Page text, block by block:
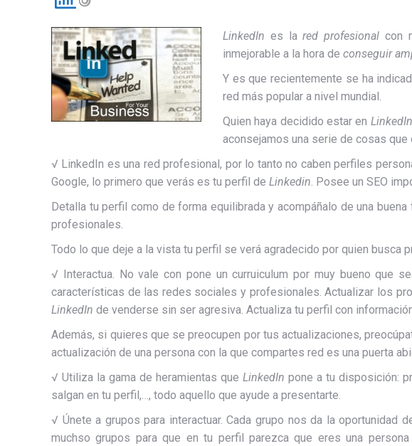
LinkedIn es lared profesional con
inmejorable a la hora de conseguir
Y es que recientemente se ha
red más popular a nivel mundial.
Quien haya decidido estar en LinkedIn
aconsejamos una serie de cosas
√ LinkedIn es una red profesional, por lo tanto no caben perfiles
Google, lo primero que verás es tu perfil de Linkedin. Posee un SEO
Detalla tu perfil como de forma equilibrada y acompáñalo de una
profesionales.
Todo lo que deje a la vista tu perfil se verá agradecido por quien busca
√ Interactua. No vale con pone un curruiculum por muy bueno que
características de las redes sociales y profesionales. Actualizar los
LinkedIn de venderse sin ser agresiva. Actualiza tu perfil con
Además, si quieres que se preocupen por tus actualizaciones,
actualización de una persona con la que compartes red es una puerta
√ Utiliza la gama de heramientas que LinkedIn pone a tu disposición:
salgan en tu perfil,…, todo aquello que ayude a presentarte.
√ Únete a grupos para interactuar. Cada grupo nos da la
muchso grupos para que en tu perfil parezca que eres una